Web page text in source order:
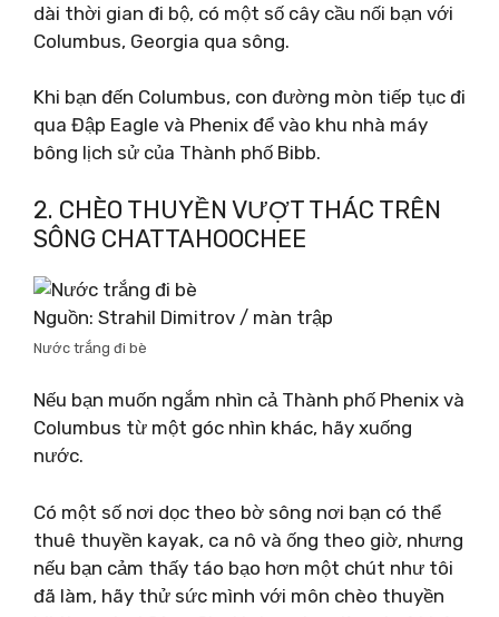
dài thời gian đi bộ, có một số cây cầu nối bạn với
Columbus, Georgia qua sông.
Khi bạn đến Columbus, con đường mòn tiếp tục đi
qua Đập Eagle và Phenix để vào khu nhà máy
bông lịch sử của Thành phố Bibb.
2. CHÈO THUYỀN VƯỢT THÁC TRÊN
SÔNG CHATTAHOOCHEE
Nguồn: Strahil Dimitrov / màn trập
Nước trắng đi bè
Nếu bạn muốn ngắm nhìn cả Thành phố Phenix và
Columbus từ một góc nhìn khác, hãy xuống
nước.
Có một số nơi dọc theo bờ sông nơi bạn có thể
thuê thuyền kayak, ca nô và ống theo giờ, nhưng
nếu bạn cảm thấy táo bạo hơn một chút như tôi
đã làm, hãy thử sức mình với môn chèo thuyền